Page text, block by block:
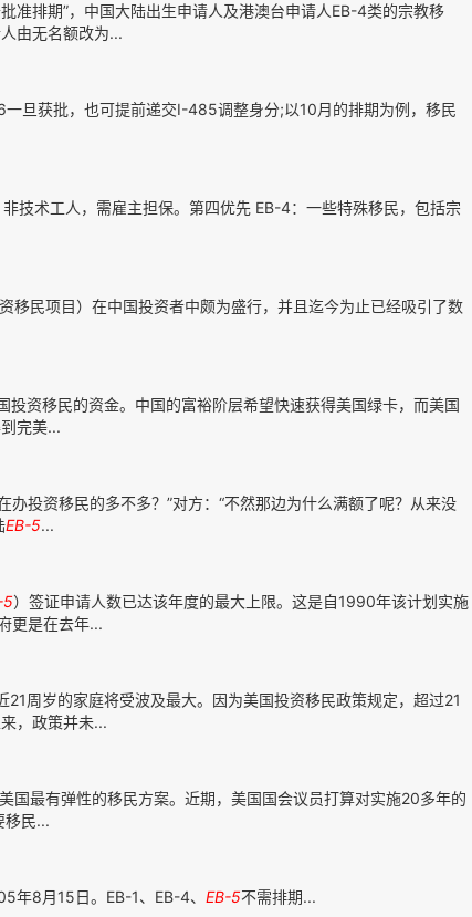
排期”，中国大陆出生申请人及港澳台申请人EB-4类的宗教移
由无名额改为...
旦获批，也可提前递交I-485调整身分;以10月的排期为例，移民
技术工人，需雇主担保。第四优先 EB-4：一些特殊移民，包括宗
移民项目）在中国投资者中颇为盛行，并且迄今为止已经吸引了数
资移民的资金。中国的富裕阶层希望快速获得美国绿卡，而美国
完美...
投资移民的多不多？”对方：“不然那边为什么满额了呢？从来没
EB-5...
5）签证申请人数已达该年度的最大上限。这是自1990年该计划实施
更是在去年...
周岁的家庭将受波及最大。因为美国投资移民政策规定，超过21
，政策并未...
国最有弹性的移民方案。近期，美国国会议员打算对实施20多年的
移民...
年8月15日。EB-1、EB-4、 EB-5不需排期...